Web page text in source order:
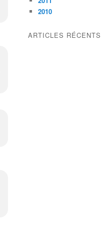
2010
ARTICLES RÉCENTS